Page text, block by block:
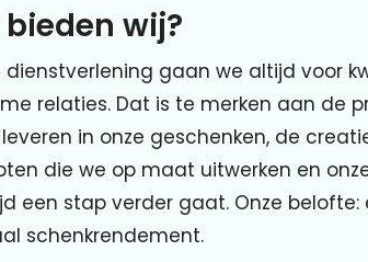
wij?
dienstverlening gaan we altijd voor
relaties. Dat is te merken aan de
in onze geschenken, de
die we op maat uitwerken en
een stap verder gaat. Onze belofte:
schenkrendement.